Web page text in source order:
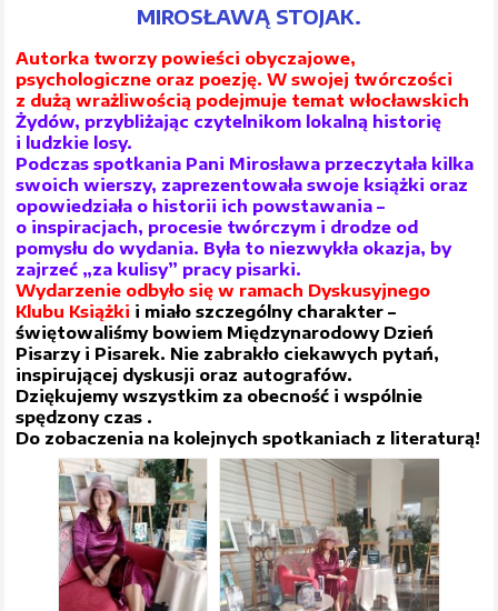
MIROSŁAWĄ STOJAK.
Autorka tworzy powieści obyczajowe,
psychologiczne oraz poezję. W swojej twórczości
z dużą wrażliwością podejmuje temat włocławskich
Żydów, przybliżając czytelnikom lokalną historię
i ludzkie losy.
Podczas spotkania Pani Mirosława przeczytała kilka
swoich wierszy, zaprezentowała swoje książki oraz
opowiedziała o historii ich powstawania –
o inspiracjach, procesie twórczym i drodze od
pomysłu do wydania. Była to niezwykła okazja, by
zajrzeć „za kulisy” pracy pisarki.
Wydarzenie odbyło się w ramach Dyskusyjnego
Klubu Książki i miało szczególny charakter –
świętowaliśmy bowiem Międzynarodowy Dzień
Pisarzy i Pisarek. Nie zabrakło ciekawych pytań,
inspirującej dyskusji oraz autografów.
Dziękujemy wszystkim za obecność i wspólnie
spędzony czas .
Do zobaczenia na kolejnych spotkaniach z literaturą!